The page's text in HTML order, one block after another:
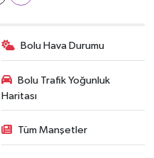
Bolu Hava Durumu
Bolu Trafik Yoğunluk
Haritası
Tüm Manşetler